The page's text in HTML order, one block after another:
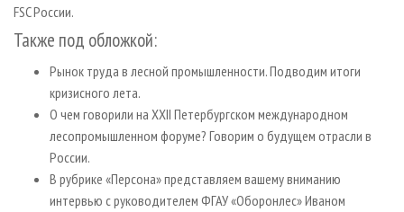
FSC России.
Также под обложкой:
Рынок труда в лесной промышленности. Подводим итоги
кризисного лета.
О чем говорили на XXII Петербургском международном
лесопромышленном форуме? Говорим о будущем отрасли в
России.
В рубрике «Персона» представляем вашему вниманию
интервью с руководителем ФГАУ «Оборонлес» Иваном